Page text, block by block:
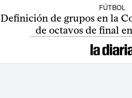
FÚTBOL
Definición de grupos en la
de octavos de final